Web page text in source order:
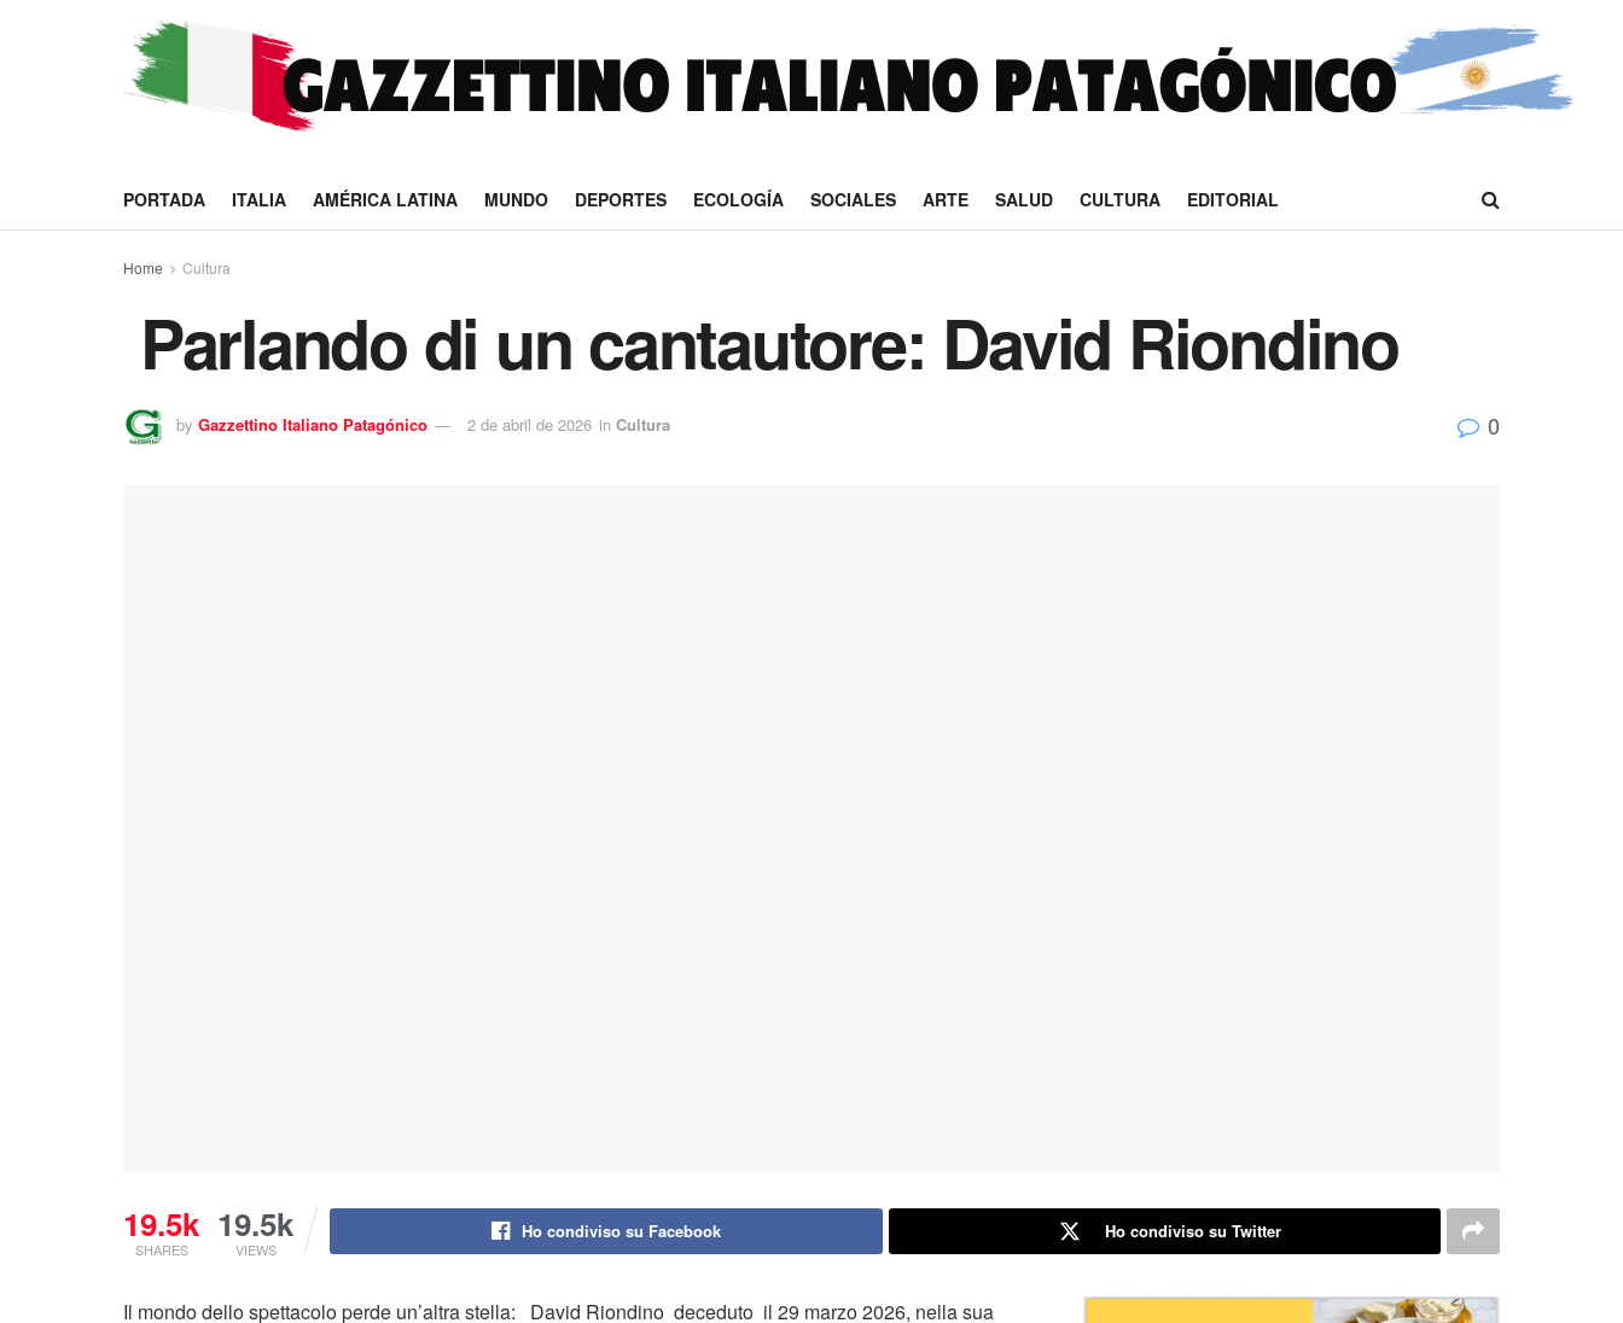
PORTADA ITALIA AMÉRICA LATINA MUNDO DEPORTES ECOLOGÍA SOCIALES ARTE SALUD CULTURA EDITORIAL
Home Cultura
Parlando di un cantautore: David Riondino
by Gazzettino Italiano Patagónico 2 de abril de 2026 in Cultura 0
19.5k
SHARES
19.5k
VIEWS
Ho condiviso su Facebook Ho condiviso su Twitter
Il mondo dello spettacolo perde un’altra stella: David Riondino deceduto il 29 marzo 2026, nella sua